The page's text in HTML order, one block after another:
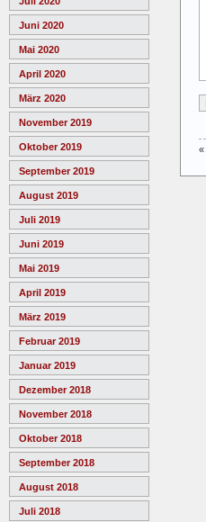
Juni 2020
Mai 2020
April 2020
März 2020
November 2019
Oktober 2019
September 2019
August 2019
Juli 2019
Juni 2019
Mai 2019
April 2019
März 2019
Februar 2019
Januar 2019
Dezember 2018
November 2018
Oktober 2018
September 2018
August 2018
Juli 2018
«